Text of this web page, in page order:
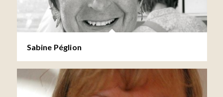
Sabine Péglion